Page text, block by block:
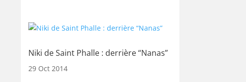
Niki de Saint Phalle : derrière “Nanas”
29 Oct 2014